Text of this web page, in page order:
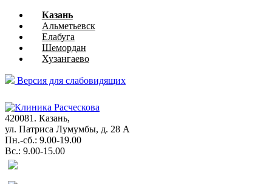
Казань
Альметьевск
Елабуга
Шемордан
Хузангаево
Версия для слабовидящих
420081. Казань,
ул. Патриса Лумумбы, д. 28 А
Пн.-сб.: 9.00-19.00
Вс.: 9.00-15.00